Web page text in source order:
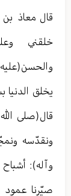
قال معاذ بن
خلقني
يخلق الدنيا
قال(صلى
ونقدّسه
وآله):
صيّرنا عمود